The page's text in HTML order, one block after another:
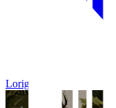
Loriguilla